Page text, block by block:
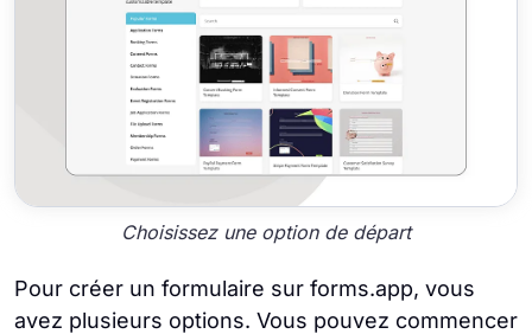
Choisissez une option de départ
Pour créer un formulaire sur forms.app, vous
avez plusieurs options. Vous pouvez commencer